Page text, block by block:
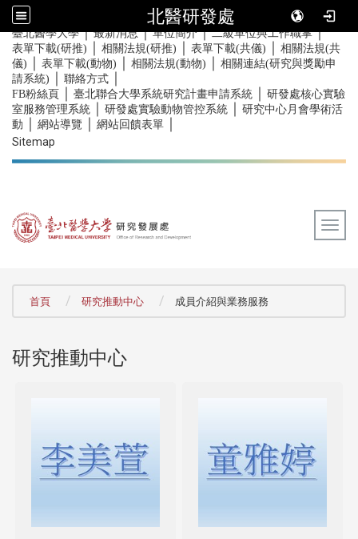
北醫研發處
::: 臺北醫學大學｜最新消息｜單位簡介｜二級單位與工作職掌｜
表單下載(研推) 相關法規(研推) 表單下載(共儀)
相關法規(共
儀)
表單下載(動物) 相關法規(動物)
相關連結(研究與獎勵申
請系統)
聯絡方式
FB粉絲頁 臺北聯合大學系統研究計畫申請系統
研發處核心實驗
室服務管理系統
研發處實驗動物管控系統
研究中心月會學術活
動
網站導覽 網站回饋表單
Sitemap
首頁 研究推動中心 成員介紹與業務服務
研究推動中心